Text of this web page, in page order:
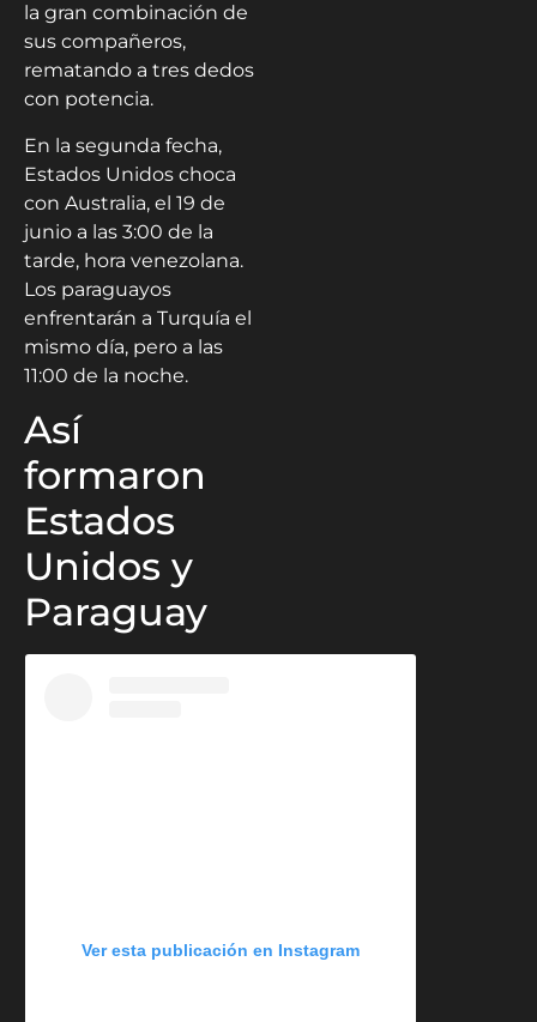
la gran combinación de
sus compañeros,
rematando a tres dedos
con potencia.
En la segunda fecha,
Estados Unidos choca
con Australia, el 19 de
junio a las 3:00 de la
tarde, hora venezolana.
Los paraguayos
enfrentarán a Turquía el
mismo día, pero a las
11:00 de la noche.
Así
formaron
Estados
Unidos y
Paraguay
Ver esta publicación en Instagram